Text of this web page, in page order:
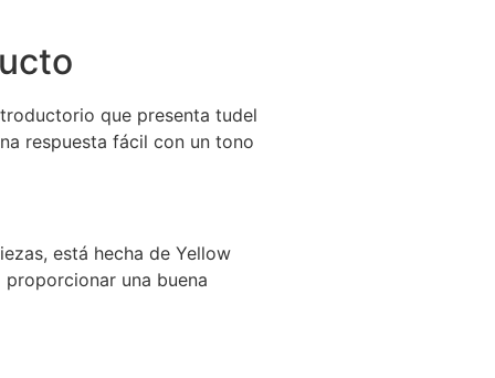
que presenta tudel
respuesta fácil con un tono
está hecha de Yellow
una buena